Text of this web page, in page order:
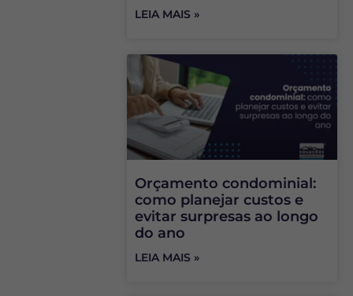
LEIA MAIS »
Orçamento condominial:
como planejar custos e
evitar surpresas ao longo
do ano
LEIA MAIS »